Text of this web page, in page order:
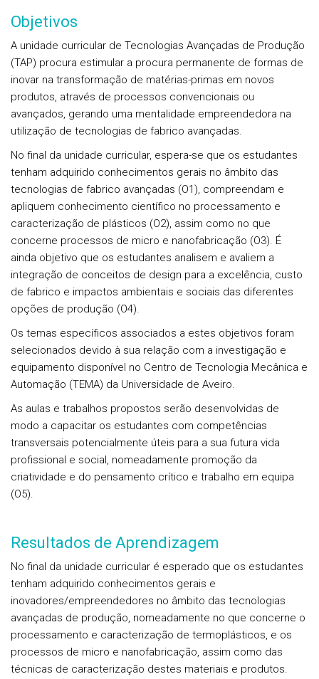
Objetivos
A unidade curricular de Tecnologias Avançadas de Produção
(TAP) procura estimular a procura permanente de formas de
inovar na transformação de matérias-primas em novos
produtos, através de processos convencionais ou
avançados, gerando uma mentalidade empreendedora na
utilização de tecnologias de fabrico avançadas.
No final da unidade curricular, espera-se que os estudantes
tenham adquirido conhecimentos gerais no âmbito das
tecnologias de fabrico avançadas (O1), compreendam e
apliquem conhecimento científico no processamento e
caracterização de plásticos (O2), assim como no que
concerne processos de micro e nanofabricação (O3). É
ainda objetivo que os estudantes analisem e avaliem a
integração de conceitos de design para a excelência, custo
de fabrico e impactos ambientais e sociais das diferentes
opções de produção (O4).
Os temas específicos associados a estes objetivos foram
selecionados devido à sua relação com a investigação e
equipamento disponível no Centro de Tecnologia Mecânica e
Automação (TEMA) da Universidade de Aveiro.
As aulas e trabalhos propostos serão desenvolvidas de
modo a capacitar os estudantes com competências
transversais potencialmente úteis para a sua futura vida
profissional e social, nomeadamente promoção da
criatividade e do pensamento crítico e trabalho em equipa
(O5).
Resultados de Aprendizagem
No final da unidade curricular é esperado que os estudantes
tenham adquirido conhecimentos gerais e
inovadores/empreendedores no âmbito das tecnologias
avançadas de produção, nomeadamente no que concerne o
processamento e caracterização de termoplásticos, e os
processos de micro e nanofabricação, assim como das
técnicas de caracterização destes materiais e produtos.